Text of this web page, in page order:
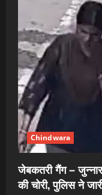
Chindwara
जेबकतरी गैंग –
की चोरी, पुलिस ने